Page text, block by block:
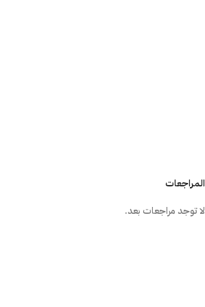
المراجعات
لا توجد مراجعات بعد.